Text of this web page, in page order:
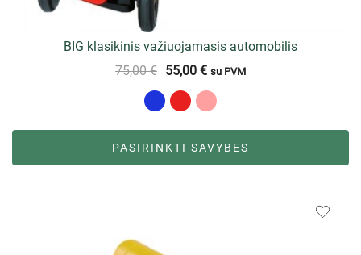
BIG klasikinis važiuojamasis automobilis
75,00€ 55,00 € su PVM
PASIRINKTI SAVYBES